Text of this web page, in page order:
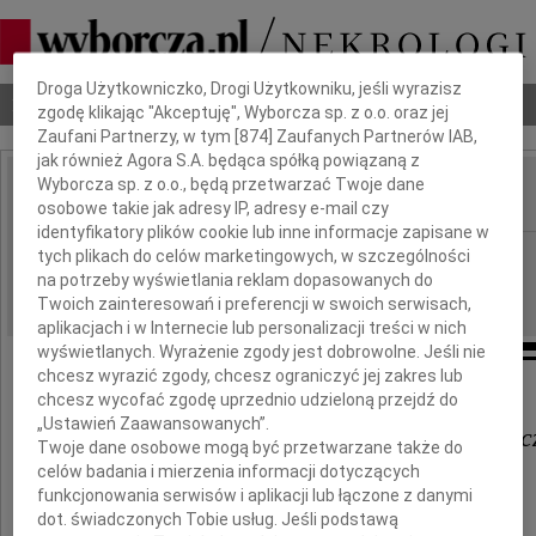
Nekrologi Odeszli Poradnik pogrzebowy
IMIĘ I NAZWISKO:
REGION: Gdańsk
DATA EMISJI: 29.03.2011
Państwu
Izabeli i Tomaszowi
wyrazy głębokiego współczucia
z powodu śmierci
Dbamy o Twoją prywatność
Droga Użytkowniczko, Drogi Użytkowniku, jeśli wyrazisz
zgodę klikając "Akceptuję", Wyborcza sp. z o.o. oraz jej
Zaufani Partnerzy, w tym [874 ] Zaufanych Partnerów IAB,
jak również Agora S.A. będąca spółką powiązaną z
Wyborcza sp. z o.o., będą przetwarzać Twoje dane
osobowe takie jak adresy IP, adresy e-mail czy
identyfikatory plików cookie lub inne informacje zapisane w
tych plikach do celów marketingowych, w szczególności
na potrzeby wyświetlania reklam dopasowanych do
Twoich zainteresowań i preferencji w swoich serwisach,
aplikacjach i w Internecie lub personalizacji treści w nich
wyświetlanych. Wyrażenie zgody jest dobrowolne. Jeśli nie
chcesz wyrazić zgody, chcesz ograniczyć jej zakres lub
chcesz wycofać zgodę uprzednio udzieloną przejdź do
„Ustawień Zaawansowanych”.
Twoje dane osobowe mogą być przetwarzane także do
celów badania i mierzenia informacji dotyczących
funkcjonowania serwisów i aplikacji lub łączone z danymi
dot. świadczonych Tobie usług. Jeśli podstawą